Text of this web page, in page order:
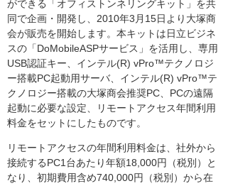
ができる「オフィストンネリングキット」を共
同で企画・開発し、2010年3月15日より大塚商
会が販売を開始します。本キットは日立ビジネ
スの「DoMobileASPサービス」を活用し、専用
USB認証キー、インテル(R) vPro™テクノロジ
ー搭載PC起動用サーバ、インテル(R) vPro™テ
クノロジー搭載の大塚商会推奨PC、PCの遠隔
起動に必要な設定、リモートアクセス年間利用
料金をセットにしたものです。
リモートアクセスの年間利用料金は、社外から
接続するPC1台あたり年額18,000円（税別）と
なり、初期費用含め740,000円（税別）から在